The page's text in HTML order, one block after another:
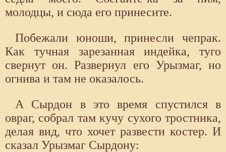
молодцы, и сюда его принесите.
Побежали юноши, принесли чепрак.
Как тучная зарезанная индейка, туго
свернут он. Развернул его Урызмаг, но
огнива и там не оказалось.
А Сырдон в это время спустился в
овраг, собрал там кучу сухого тростника,
делая вид, что хочет развести костер. И
сказал Урызмаг Сырдону: